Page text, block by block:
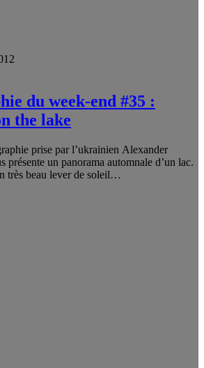
du week-end #35 :
the lake
prise par l’ukrainien Alexander
présente un panorama automnale d’un lac.
très beau lever de soleil…